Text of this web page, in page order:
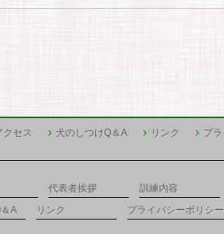
クセス 犬のしつけQ＆A リンク
プ
代表者挨拶 訓練内容
A リンク プライバシーポリシー